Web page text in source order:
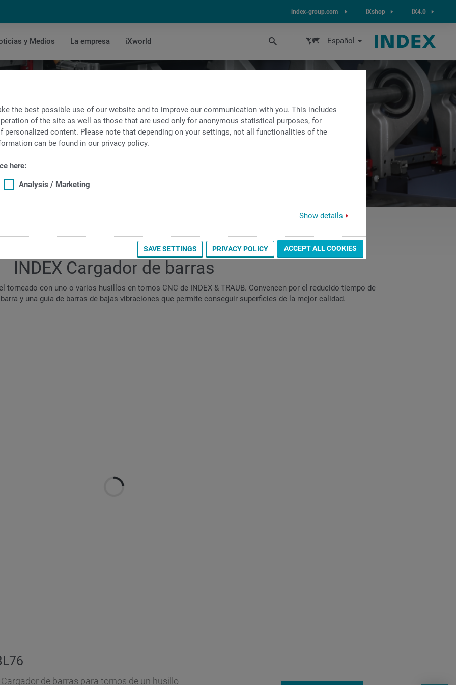
the best possible use of our website and to improve our communication with you. This includes
of the site as well as those that are used only for anonymous statistical purposes, for
content. Please note that depending on your settings, not all functionalities of the
can be found in our privacy policy.
here:
Analysis / Marketing
Show details
SAVE SETTINGS PRIVACY POLICY ACCEPT ALL COOKIES
index-group.com iXshop iX4.0
y Medios La empresa iXworld Español
INDEX Cargador de barras
torneado con uno o varios husillos en tornos CNC de INDEX & TRAUB. Convencen por el reducido tiempo de
y una guía de barras de bajas vibraciones que permite conseguir superficies de la mejor calidad.
Cargador de barras para tornos de un husillo